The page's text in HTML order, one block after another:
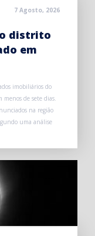
7 Agosto, 2026
distrito
em
imobiliários do
menos de sete dias.
na região
uma análise